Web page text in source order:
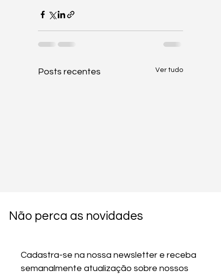
Posts recentes Ver tudo
Não perca as novidades
Cadastra-se na nossa newsletter e receba
semanalmente atualização sobre nossos